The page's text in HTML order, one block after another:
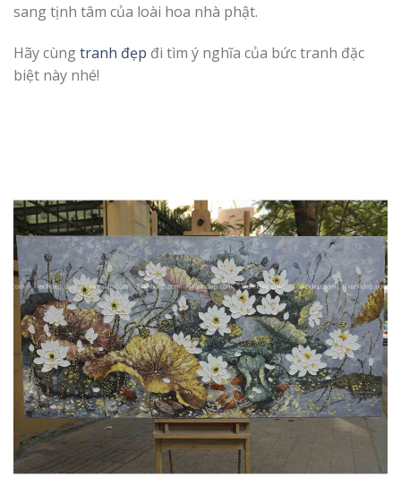
sang tịnh tâm của loài hoa nhà phật.
Hãy cùngtranh đẹp đi tìm ý nghĩa của bức tranh đặc
biệt này nhé!